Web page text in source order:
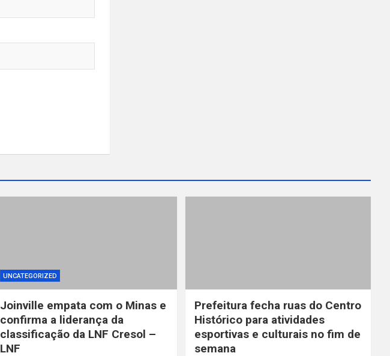
UNCATEGORIZED
Joinville empata com o Minas e
confirma a liderança da
classificação da LNF Cresol –
LNF
Prefeitura fecha ruas do Centro
Histórico para atividades
esportivas e culturais no fim de
semana